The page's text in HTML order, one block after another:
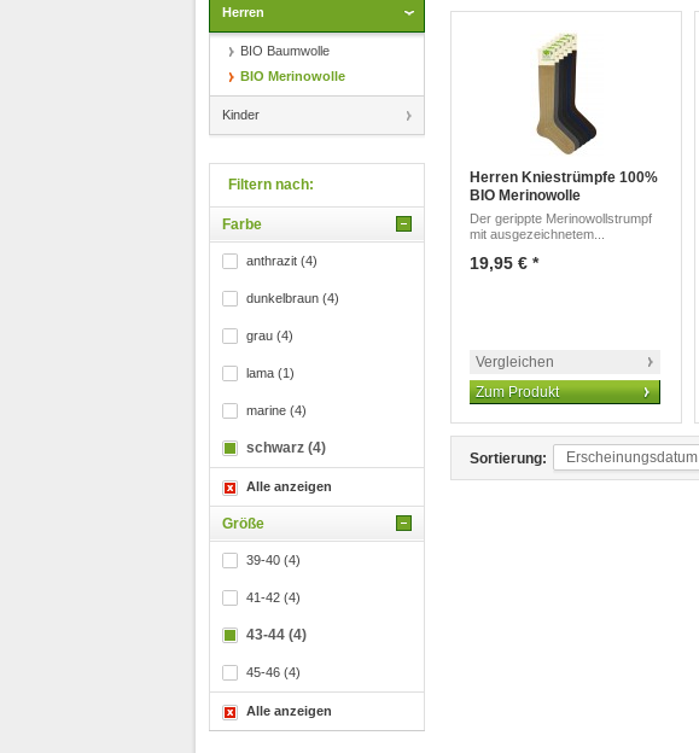
Herren
BIO Baumwolle
BIO Merinowolle
Kinder
Filtern nach:
Farbe
anthrazit (4)
dunkelbraun (4)
grau (4)
lama (1)
marine (4)
schwarz (4)
Alle anzeigen
Größe
39-40 (4)
41-42 (4)
43-44 (4)
45-46 (4)
Alle anzeigen
Herren Kniestrümpfe 100%
BIO Merinowolle
Der gerippte Merinowollstrumpf
mit ausgezeichnetem...
19,95 € *
Vergleichen
Zum Produkt
Sortierung: Erscheinungsdatum